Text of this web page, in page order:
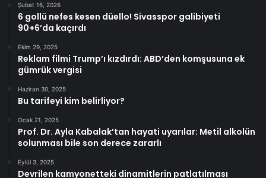
Şubat 16, 2026
6 gollü nefes kesen düello! Sivasspor galibiyeti
90+6’da kaçırdı
Ekim 29, 2025
Reklam filmi Trump’ı kızdırdı: ABD’den komşusuna ek
gümrük vergisi
Haziran 30, 2025
Bu tarifeyi kim belirliyor?
Ocak 21, 2025
Prof. Dr. Ayla Kabalak’tan hayati uyarılar: Metil alkolün
solunması bile son derece zararlı
Eylül 3, 2025
Devrilen kamyonetteki dinamitlerin patlatılması